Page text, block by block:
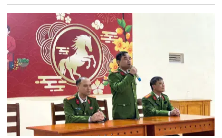
Kỹ thuật Hình sự, Công an phường Tây Hồ và Ngân hàng
Thương mại Cổ phần Công thương Việt Nam - Chi nhánh
Tây Hồ tổ chức diễn tập phương án phòng, chống cướp
tài sản tại ngân hàng.